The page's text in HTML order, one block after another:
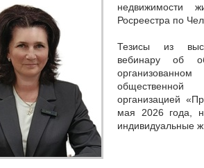
недвижимости
Росреестра по
Тезисы из
вебинару об
общественной
организацией
мая 2026 года,
индивидуальные